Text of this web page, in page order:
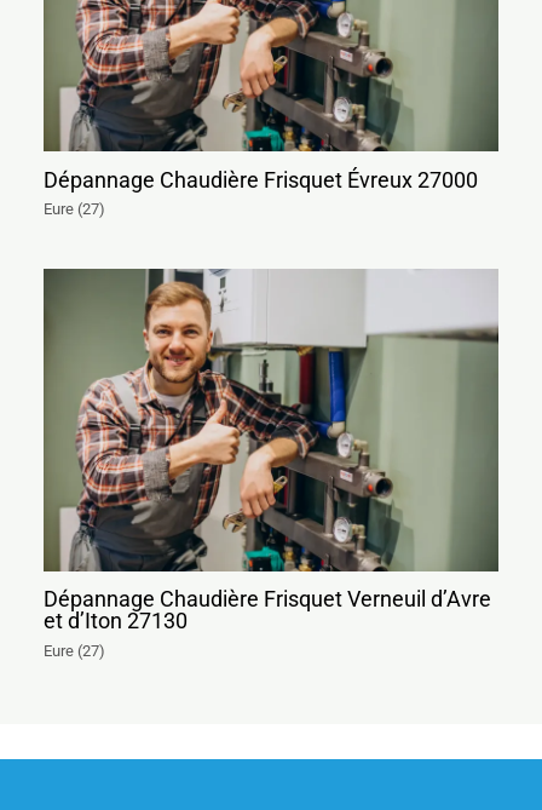
Dépannage Chaudière Frisquet Évreux 27000
Eure (27)
Dépannage Chaudière Frisquet Verneuil d’Avre
et d’Iton 27130
Eure (27)